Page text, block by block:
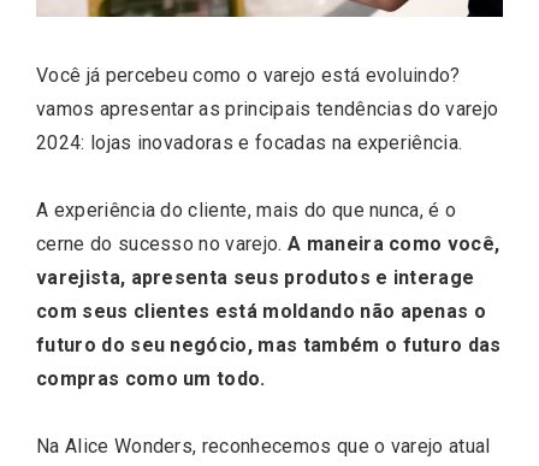
Você já percebeu como o varejo está evoluindo?
vamos apresentar as principais tendências do varejo
2024: lojas inovadoras e focadas na experiência.
A experiência do cliente, mais do que nunca, é o
cerne do sucesso no varejo. A maneira como você,
varejista, apresenta seus produtos e interage
com seus clientes está moldando não apenas o
futuro do seu negócio, mas também o futuro das
compras como um todo.
Na Alice Wonders, reconhecemos que o varejo atual